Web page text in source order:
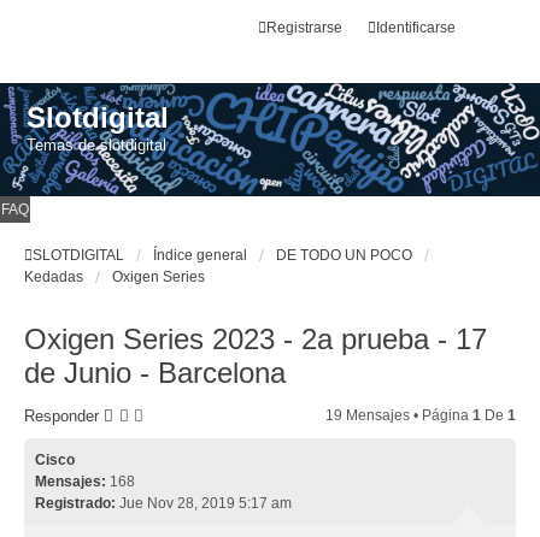
Identificarse
Registrarse
Slotdigital
Temas de slotdigital
FAQ
SLOTDIGITAL Índice general
DE TODO UN POCO
Kedadas
Oxigen Series
Oxigen Series 2023 - 2a prueba - 17
de Junio - Barcelona
Responder 19 Mensajes • Página 1 De 1
Cisco
Mensajes: 168
Registrado: Jue Nov 28, 2019 5:17 am